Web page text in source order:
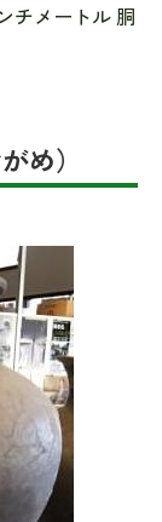
チメートル 胴
め）